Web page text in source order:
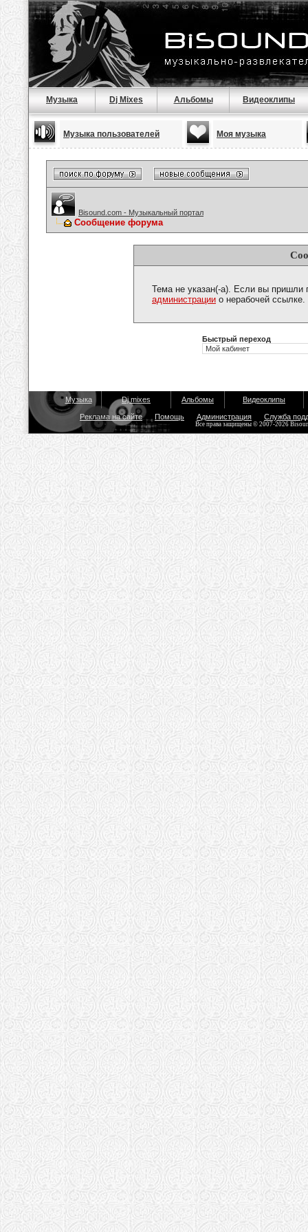
Музыка Dj Mixes Альбомы Видеоклипы
Музыка пользователей Моя музыка
Bisound.com - Музыкальный портал
Сообщение форума
Тема не указан(-а). Если вы пришли
администрации о нерабочей ссылке.
Быстрый переход
Музыка Dj mixes Альбомы Видеоклипы
Реклама на сайте Помощь Администрация Служба
Все права защищены © 2007-2026